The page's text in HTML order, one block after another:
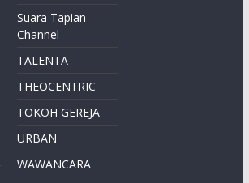
Suara Tapian
Channel
TALENTA
THEOCENTRIC
TOKOH GEREJA
URBAN
WAWANCARA